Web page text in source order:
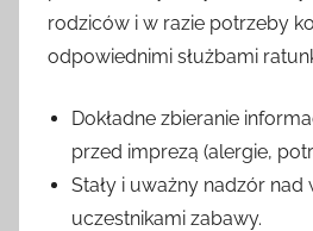
rodziców i w razie potrzeby
odpowiednimi służbami
Dokładne zbieranie
przed imprezą (alergie,
Stały i uważny nadzór nad
uczestnikami zabawy.